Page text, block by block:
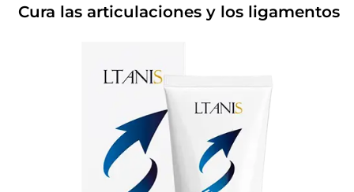
Cura las articulaciones y los ligamentos